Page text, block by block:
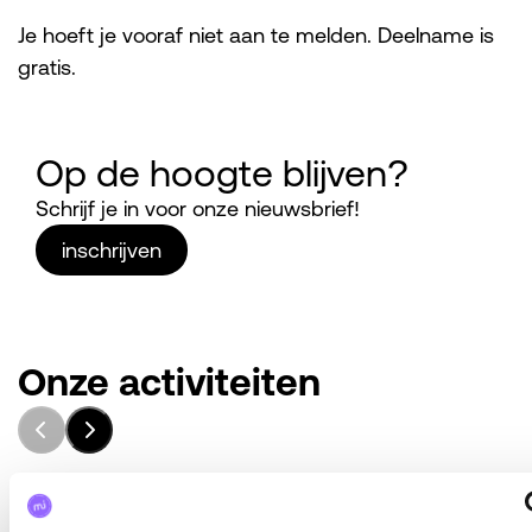
Je hoeft je vooraf niet aan te melden. Deelname is
gratis.
Op de hoogte blijven?
Schrijf je in voor onze nieuwsbrief!
inschrijven
Onze activiteiten